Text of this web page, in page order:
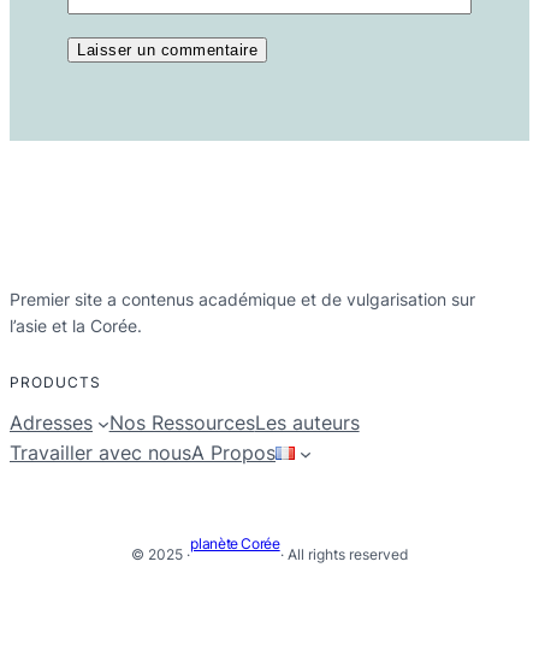
Premier site a contenus académique et de vulgarisation sur
l’asie et la Corée.
PRODUCTS
Adresses Nos RessourcesLes auteurs
Travailler avec nousA Propos
© 2025 ·
planète Corée
· All rights reserved